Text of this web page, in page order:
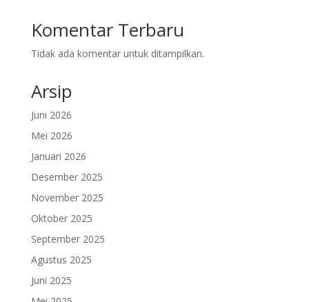
Komentar Terbaru
Tidak ada komentar untuk ditampilkan.
Arsip
Juni 2026
Mei 2026
Januari 2026
Desember 2025
November 2025
Oktober 2025
September 2025
Agustus 2025
Juni 2025